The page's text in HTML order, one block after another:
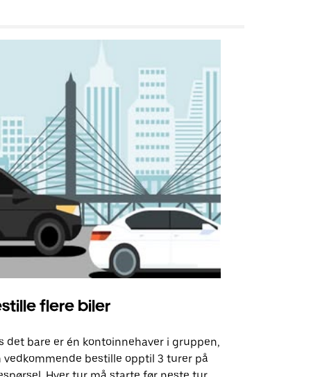
flere biler
det bare er én kontoinnehaver i gruppen,
vedkommende bestille opptil 3 turer på